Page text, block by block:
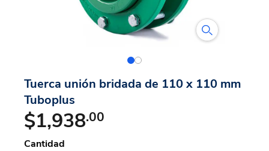
Tuerca unión bridada de 110 x 110 mm
Tuboplus
$1,938.00
Cantidad